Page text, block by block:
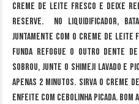
creme de leite fresco e deixe
reserve. No liquidificador,
juntamente com o creme de leite
funda refogue o outro dente
sobrou, junte o shimeji lavado e
apenas 2 minutos. Sirva o creme
enfeite com cebolinha picada. Bom